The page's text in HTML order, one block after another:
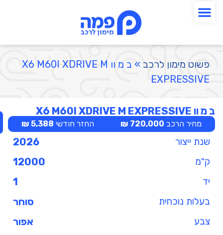
פשוט מימון לרכב »
ב מ וו X6 M60I XDRIVE M
EXPRESSIVE
ב מ וו X6 M60I XDRIVE M EXPRESSIVE
מחיר הרכב 720,000 ₪ החזר חודשי 5,388 ₪
שנת ייצור 2026
ק"מ 12000
יד 1
בעלות נוכחית סוחר
צבע אפור